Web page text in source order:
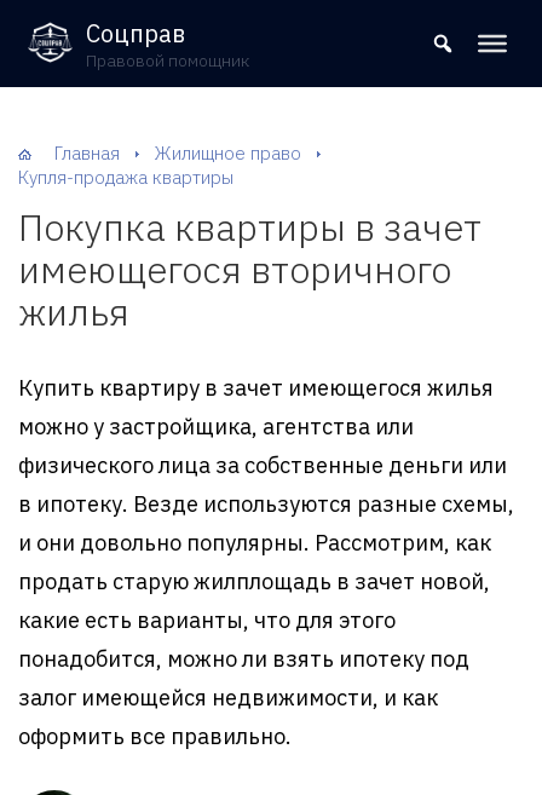
8 (800) 302-09-37
Соцправ
Правовой помощник
Главная
Жилищное право
Купля-продажа квартиры
Покупка квартиры в зачет
имеющегося вторичного
жилья
Купить квартиру в зачет имеющегося жилья
можно у застройщика, агентства или
физического лица за собственные деньги или
в ипотеку. Везде используются разные схемы,
и они довольно популярны. Рассмотрим, как
продать старую жилплощадь в зачет новой,
какие есть варианты, что для этого
понадобится, можно ли взять ипотеку под
залог имеющейся недвижимости, и как
оформить все правильно.